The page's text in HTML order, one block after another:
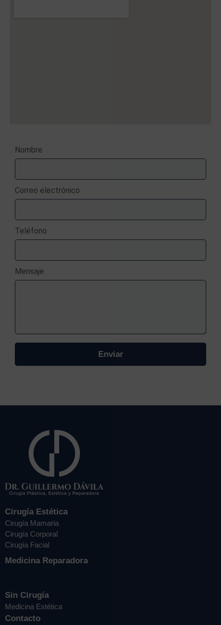
Nombre
Correo electrónico
Teléfono
Mensaje
Cirugía Estética
Cirugía Mamaria
Cirugía Corporal
Cirugía Facial
Medicina Reparadora
Sin Cirugía
Medicina Estética
Contacto